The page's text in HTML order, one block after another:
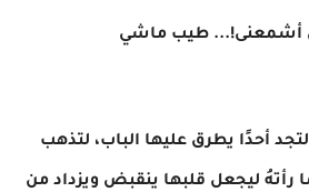
أشمعنى!... طيب ماشي
أحدًا يطرق عليها الباب، لتذهب
رأتهُ ليجعل قلبها ينقبض ويزداد من